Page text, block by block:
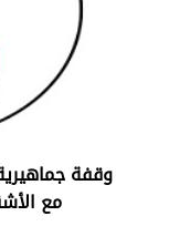
‏وقفة
مع